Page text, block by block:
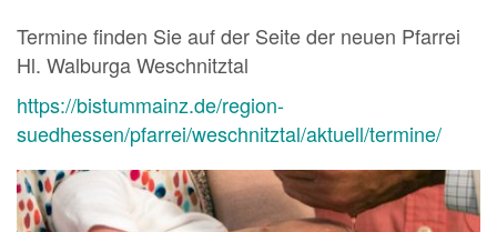
Termine finden Sie auf der Seite der neuen Pfarrei
Hl. Walburga Weschnitztal
https://bistummainz.de/region-
suedhessen/pfarrei/weschnitztal/aktuell/termine/